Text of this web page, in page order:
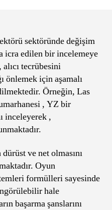
sektöründe değişim
icra edilen bir incelemeye
tecrübesini
önlemek için aşamalı
Örneğin, Las
, YZ bir
inceleyerek ,
ve net olmasını
Oyun
formülleri sayesinde
hale
başarma şanslarını